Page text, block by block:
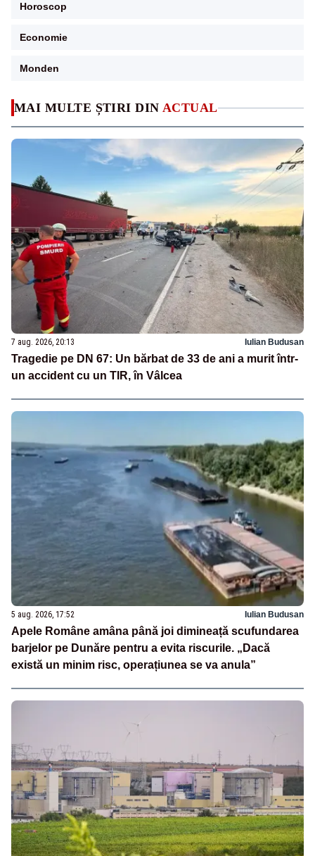
MAI MULTE ȘTIRI DIN ACTUAL
7 aug. 2026, 20:13 Iulian Budusan
Tragedie pe DN 67: Un bărbat de 33 de ani a murit într-
un accident cu un TIR, în Vâlcea
5 aug. 2026, 17:52 Iulian Budusan
Apele Române amâna până joi dimineață scufundarea
barjelor pe Dunăre pentru a evita riscurile. „Dacă
există un minim risc, operațiunea se va anula”
Horoscop
Economie
Monden